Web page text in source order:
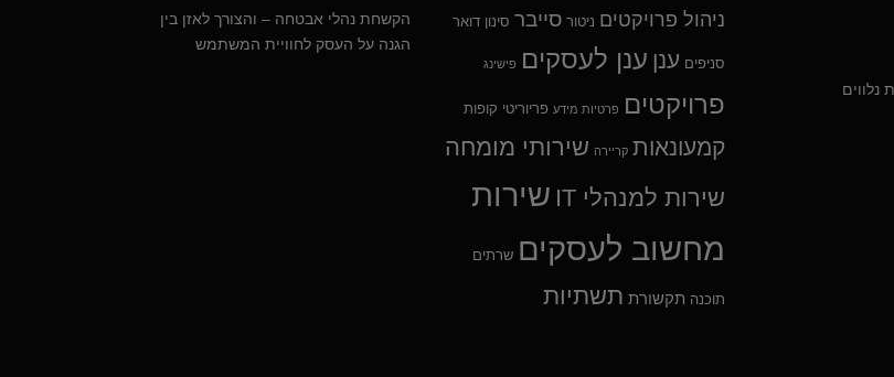
נלווים
ניהול פרויקטים ניטור סייבר סינון דואר
סניפים ענן ענן לעסקים פישינג
פרויקטים פרטיות מידע פריוריטי קופות
קמעונאות קריירה שירותי מומחה
שירות למנהלי IT
שירות
מחשוב לעסקים שרתים
תוכנה תקשורת תשתיות
הקשחת נהלי אבטחה – והצורך לאזן בין
הגנה על העסק לחוויית המשתמש